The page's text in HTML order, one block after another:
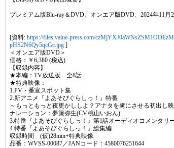
プレミアム版Blu-ray＆DVD、オンエア版DVD、2024年11月
[資料: https://files.value-press.com/
pHS2N6Qy5qcGc.jpg ]
＜オンエア版DVD＞
価格：￥6,380 (税込)
【収録内容】
★本編：TV放送版 全8話
★特典映像：
1.PV・番宣スポット集
2.新アニメ『よあそびぐらしっ！』特番
～もっともっと夜更かししよ？アナタを虜にさせる初出し
ナレーション：夢籐弥生(CV.桃山いおん)
3.特番『よあそびぐらしっ！』第1話オーディオコメンタリ
4.特番『よあそびぐらしっ！』総集編
収録時間 (仮)28min+特典映像
品番：WVSS-00087／JANコード：4580076251644